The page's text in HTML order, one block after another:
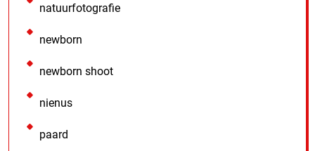
natuurfotografie
newborn
newborn shoot
nienus
paard